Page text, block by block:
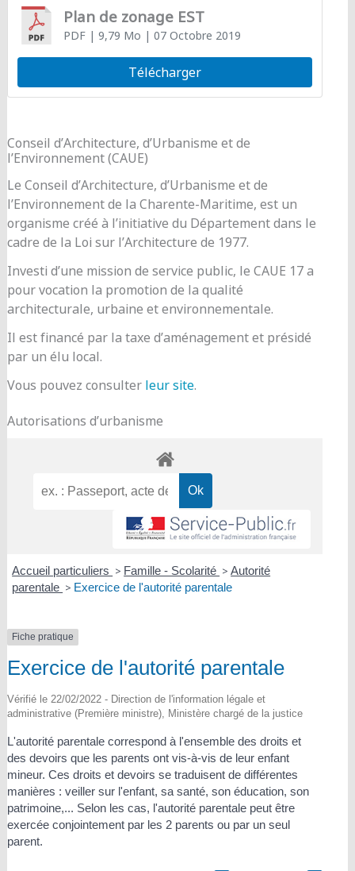
Plan de zonage EST
PDF| 9,79 Mo | 07 Octobre 2019
Télécharger
Conseil d’Architecture, d’Urbanisme et de
l’Environnement (CAUE)
Le Conseil d’Architecture, d’Urbanisme et de
l’Environnement de la Charente-Maritime, est un
organisme créé à l’initiative du Département dans le
cadre de la Loi sur l’Architecture de 1977.
Investi d’une mission de service public, le CAUE 17 a
pour vocation la promotion de la qualité
architecturale, urbaine et environnementale.
Il est financé par la taxe d’aménagement et présidé
par un élu local.
Vous pouvez consulter leur site.
Autorisations d’urbanisme
Accueil particuliers > Famille - Scolarité > Autorité
parentale > Exercice de l'autorité parentale
Fiche pratique
Exercice de l'autorité parentale
Vérifié le 22/02/2022 - Direction de l'information légale et
administrative (Première ministre), Ministère chargé de la justice
L'autorité parentale correspond à l'ensemble des droits et
des devoirs que les parents ont vis-à-vis de leur enfant
mineur. Ces droits et devoirs se traduisent de différentes
manières : veiller sur l'enfant, sa santé, son éducation, son
patrimoine,... Selon les cas, l'autorité parentale peut être
exercée conjointement par les 2 parents ou par un seul
parent.